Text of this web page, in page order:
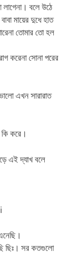
বলে উঠে
মায়ের দুধে হাত
তোমার তো হল
করেনা সোনা পরের
এখন সারারাত
কি করে।
এই দ্যাখ বলে
ছিঃ। সর কতগুলো